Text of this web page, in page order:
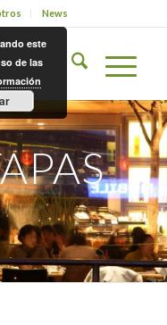
News
este
de las